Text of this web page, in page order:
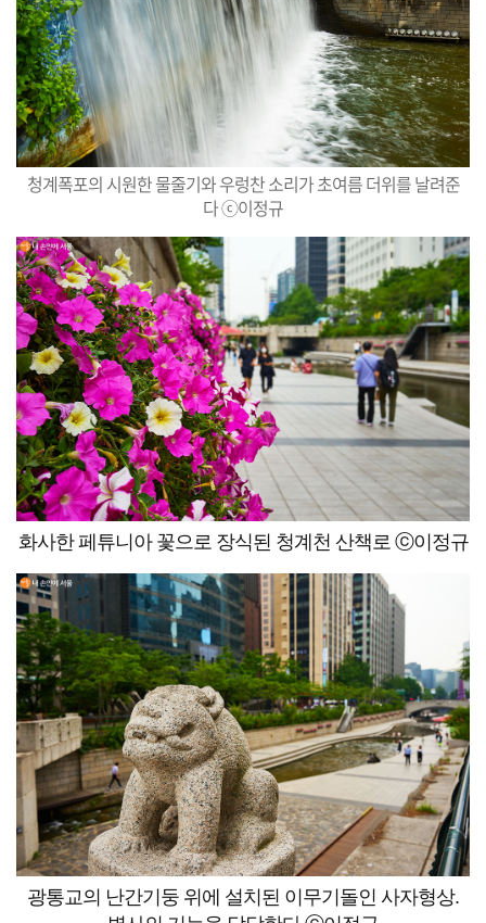
청계폭포의 시원한 물줄기와 우렁찬 소리가 초여름 더위를 날려준
다 ⓒ이정규
화사한 페튜니아 꽃으로 장식된 청계천 산책로 ⓒ이정규
광통교의 난간기둥 위에 설치된 이무기돌인 사자형상.